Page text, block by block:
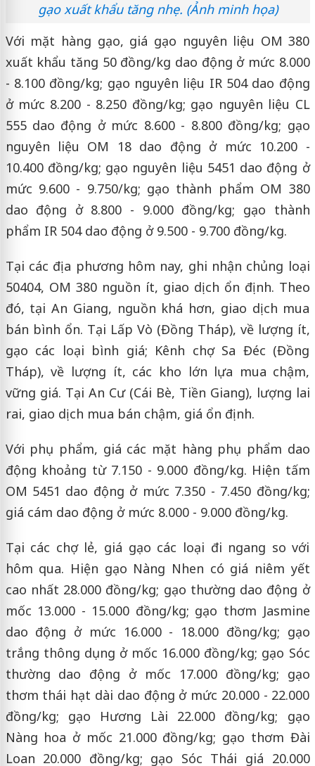
gạo xuất khẩu tăng nhẹ. (Ảnh minh họa)
Với mặt hàng gạo, giá gạo nguyên liệu OM 380
xuất khẩu tăng 50 đồng/kg dao động ở mức 8.000
- 8.100 đồng/kg; gạo nguyên liệu IR 504 dao động
ở mức 8.200 - 8.250 đồng/kg; gạo nguyên liệu CL
555 dao động ở mức 8.600 - 8.800 đồng/kg; gạo
nguyên liệu OM 18 dao động ở mức 10.200 -
10.400 đồng/kg; gạo nguyên liệu 5451 dao động ở
mức 9.600 - 9.750/kg; gạo thành phẩm OM 380
dao động ở 8.800 - 9.000 đồng/kg; gạo thành
phẩm IR 504 dao động ở 9.500 - 9.700 đồng/kg.
Tại các địa phương hôm nay, ghi nhận chủng loại
50404, OM 380 nguồn ít, giao dịch ổn định. Theo
đó, tại An Giang, nguồn khá hơn, giao dịch mua
bán bình ổn. Tại Lấp Vò (Đồng Tháp), về lượng ít,
gạo các loại bình giá; Kênh chợ Sa Đéc (Đồng
Tháp), về lượng ít, các kho lớn lựa mua chậm,
vững giá. Tại An Cư (Cái Bè, Tiền Giang), lượng lai
rai, giao dịch mua bán chậm, giá ổn định.
Với phụ phẩm, giá các mặt hàng phụ phẩm dao
động khoảng từ 7.150 - 9.000 đồng/kg. Hiện tấm
OM 5451 dao động ở mức 7.350 - 7.450 đồng/kg;
giá cám dao động ở mức 8.000 - 9.000 đồng/kg.
Tại các chợ lẻ, giá gạo các loại đi ngang so với
hôm qua. Hiện gạo Nàng Nhen có giá niêm yết
cao nhất 28.000 đồng/kg; gạo thường dao động ở
mốc 13.000 - 15.000 đồng/kg; gạo thơm Jasmine
dao động ở mức 16.000 - 18.000 đồng/kg; gạo
trắng thông dụng ở mốc 16.000 đồng/kg; gạo Sóc
thường dao động ở mốc 17.000 đồng/kg; gạo
thơm thái hạt dài dao động ở mức 20.000 - 22.000
đồng/kg; gạo Hương Lài 22.000 đồng/kg; gạo
Nàng hoa ở mốc 21.000 đồng/kg; gạo thơm Đài
Loan 20.000 đồng/kg; gạo Sóc Thái giá 20.000